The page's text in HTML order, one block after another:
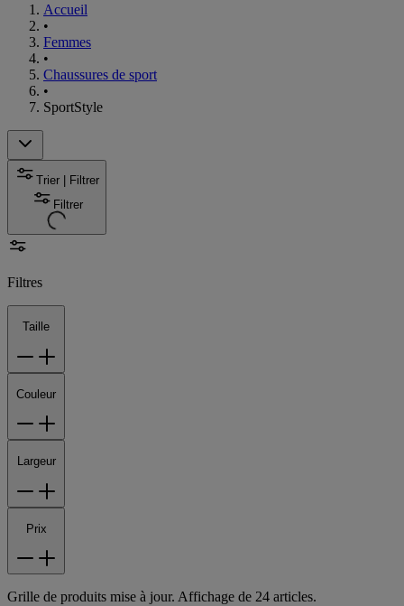
Accueil
•
Femmes
•
Chaussures de sport
•
SportStyle
Trier | Filtrer
Filtrer
Filtres
Taille
Couleur
Largeur
Prix
Grille de produits mise à jour. Affichage de 24 articles.